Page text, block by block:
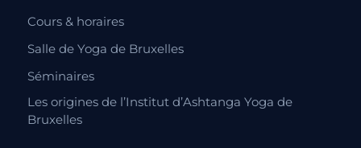
Cours & horaires
Salle de Yoga de Bruxelles
Séminaires
Les origines de l’Institut d’Ashtanga Yoga de
Bruxelles